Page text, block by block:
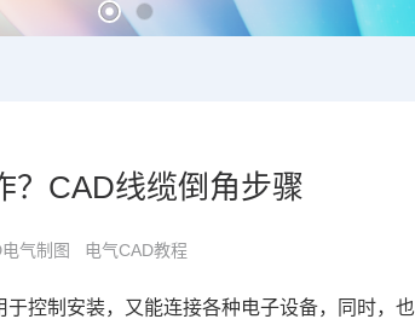
？CAD线缆倒角步骤
气制图 电气CAD教程
控制安装，又能连接各种电子设备，同时，也